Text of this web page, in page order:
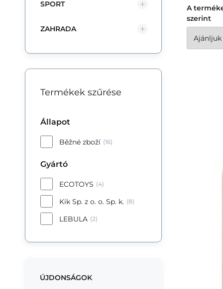
A
szerint
SPORT
ZAHRADA
Termékek szűrése
Állapot
Běžné zboží (16)
Gyártó
ECOTOYS (4)
Kik Sp. z o. o. Sp. k. (8)
LEBULA (2)
ÚJDONSÁGOK